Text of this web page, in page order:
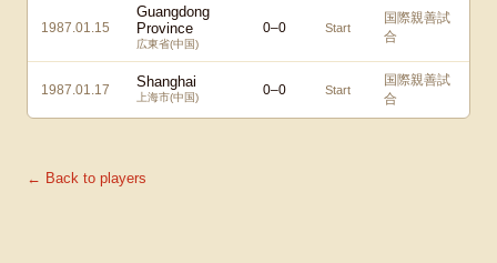
1987.01.15
Guangdong
Province
広東省(中国)
0–0 Start
国際親善試
合
1987.01.17 Shanghai
上海市(中国) 0–0 Start
国際親善試
合
← Back to players